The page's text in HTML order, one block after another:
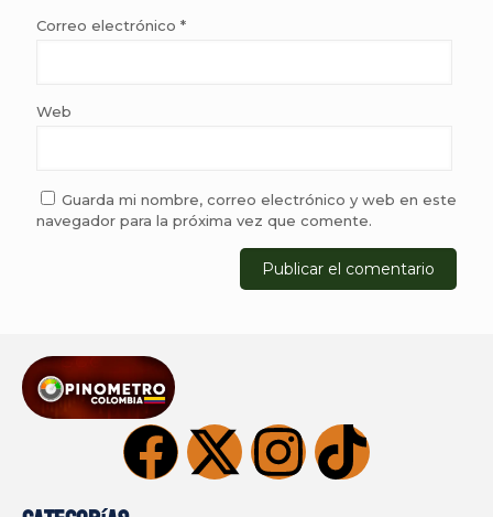
Correo electrónico *
Web
Guarda mi nombre, correo electrónico y web en este
navegador para la próxima vez que comente.